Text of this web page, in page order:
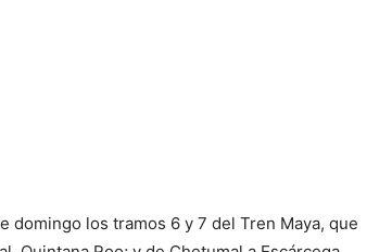
domingo los tramos 6 y 7 del Tren Maya, que